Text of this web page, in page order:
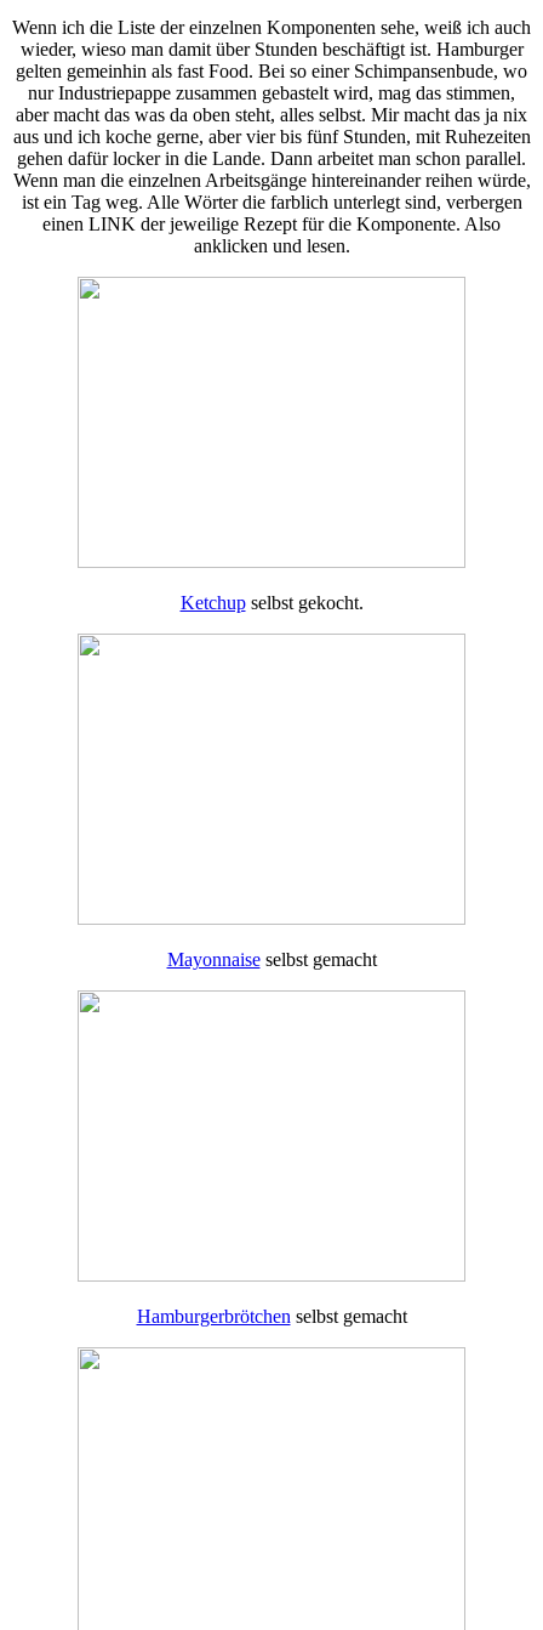
Wenn ich die Liste der einzelnen Komponenten sehe, weiß ich auch
wieder, wieso man damit über Stunden beschäftigt ist. Hamburger
gelten gemeinhin als fast Food. Bei so einer Schimpansenbude, wo
nur Industriepappe zusammen gebastelt wird, mag das stimmen,
aber macht das was da oben steht, alles selbst. Mir macht das ja nix
aus und ich koche gerne, aber vier bis fünf Stunden, mit Ruhezeiten
gehen dafür locker in die Lande. Dann arbeitet man schon parallel.
Wenn man die einzelnen Arbeitsgänge hintereinander reihen würde,
ist ein Tag weg. Alle Wörter die farblich unterlegt sind, verbergen
einen LINK der jeweilige Rezept für die Komponente. Also
anklicken und lesen.
Ketchupselbst gekocht.
Mayonnaiseselbst gemacht
Hamburgerbrötchenselbst gemacht